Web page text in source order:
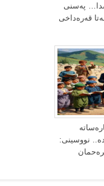
پەسنی
قەرەداخی
نووسینی: